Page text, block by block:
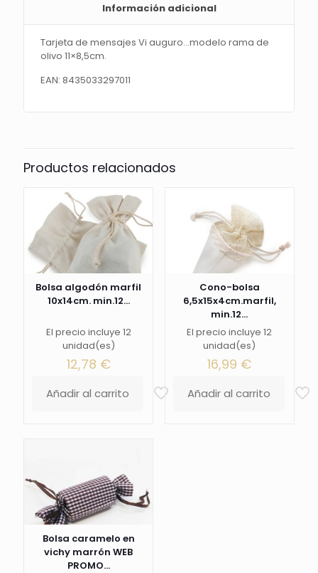
Información adicional
Tarjeta de mensajes Vi auguro…modelo rama de
olivo 11×8,5cm.
EAN: 8435033297011
Productos relacionados
Bolsa algodón marfil
10x14cm. min.12...
El precio incluye 12
unidad(es)
12,78 €
Añadir al carrito
Cono-bolsa
6,5x15x4cm.marfil,
min.12...
El precio incluye 12
unidad(es)
16,99 €
Añadir al carrito
Bolsa caramelo en
vichy marrón WEB
PROMO...